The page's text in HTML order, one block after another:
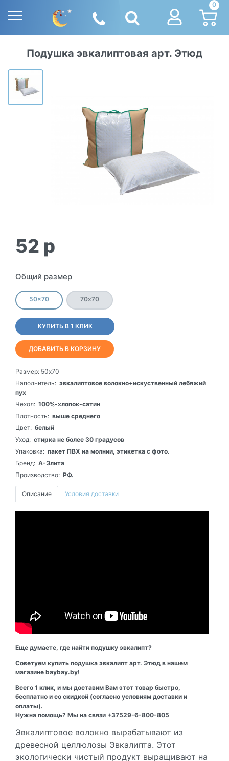
0
Подушка эвкалиптовая арт. Этюд
52 p
Общий размер
50x70 70х70
КУПИТЬ В 1 КЛИК
ДОБАВИТЬ В КОРЗИНУ
Размер: 50x70
Наполнитель: эвкалиптовое волокно+искуственный лебяжий
пух
Чехол: 100%-хлопок-сатин
Плотность: выше среднего
Цвет: белый
Уход: стирка не более 30 градусов
Упаковка: пакет ПВХ на молнии, этикетка с фото.
Бренд: А-Элита
Производство: РФ.
Описание Условия доставки
Еще думаете, где найти подушку эвкалипт?
Советуем купить подушка эвкалипт арт. Этюд в нашем
магазине baybay.by!
Всего 1 клик, и мы доставим Вам этот товар быстро,
бесплатно и со скидкой (согласно условиям доставки и
оплаты).
Нужна помощь? Мы на связи +37529-6-800-805
Эвкалиптовое волокно вырабатывают из
древесной целлюлозы Эвкалипта. Этот
экологически чистый продукт выращивают на